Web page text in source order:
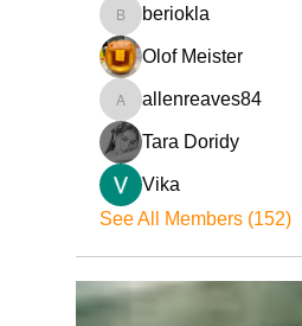
beriokla
beriokla
Olof Meister
allenreaves84
allenreaves84
Tara Doridy
Vika
See All Members (152)